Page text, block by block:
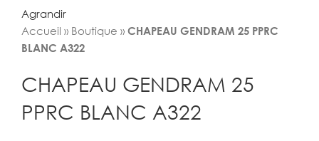
Agrandir
Accueil » Boutique » CHAPEAU GENDRAM 25 PPRC
BLANC A322
CHAPEAU GENDRAM 25
PPRC BLANC A322